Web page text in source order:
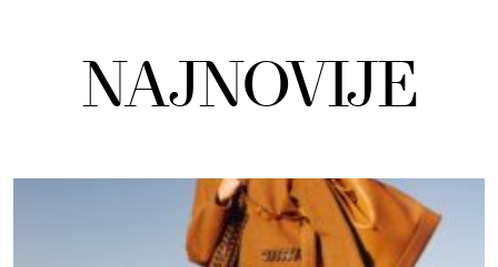
NAJNOVIJE